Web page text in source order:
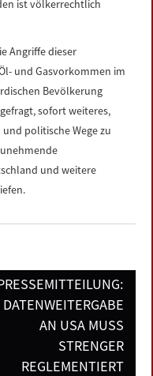
ist völkerrechtlich
Angriffe dieser
und Gasvorkommen im
Bevölkerung
sofort weiteres,
politische Wege zu
und weitere
DATENWEITERGABE
AN USA MUSS
STRENGER
REGLEMENTIERT